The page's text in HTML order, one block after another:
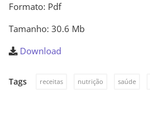
Formato: Pdf
Tamanho: 30.6 Mb
Download
Tags receitas nutrição saúde